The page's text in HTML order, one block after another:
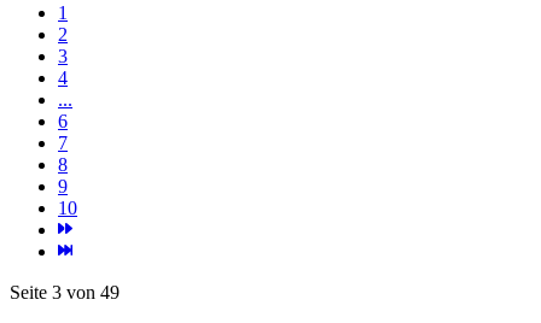
1
2
3
4
...
6
7
8
9
10
Seite 3 von 49